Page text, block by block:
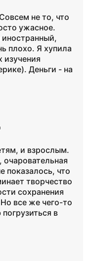
не то, что
ужасное.
плохо. Я хупила
изучения
Деньги - на
и взрослым.
показалось, что
творчество
сохранения
все же чего-то
в